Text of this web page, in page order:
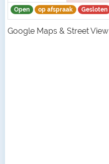
Open op afspraak Gesloten
Google Maps & Street View